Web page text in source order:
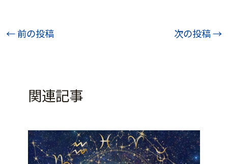
投
←前の投稿 次の投稿→
関連記事